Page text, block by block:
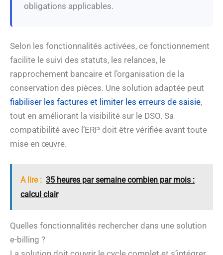
obligations applicables.
Selon les fonctionnalités activées, ce fonctionnement
facilite le suivi des statuts, les relances, le
rapprochement bancaire et l’organisation de la
conservation des pièces. Une solution adaptée peut
fiabiliser les factures et limiter les erreurs de saisie,
tout en améliorant la visibilité sur le DSO. Sa
compatibilité avec l’ERP doit être vérifiée avant toute
mise en œuvre.
A lire : 35 heures par semaine combien par mois :
calcul clair
Quelles fonctionnalités rechercher dans une solution
e-billing ?